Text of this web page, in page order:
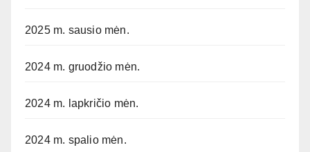
2025 m. sausio mėn.
2024 m. gruodžio mėn.
2024 m. lapkričio mėn.
2024 m. spalio mėn.